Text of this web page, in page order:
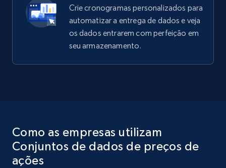
Crie cronogramas personalizados para
automatizar a entrega de dados e veja
os dados entrarem com perfeição em
seu armazenamento.
Como as empresas utilizam
Conjuntos de dados de preços de
ações